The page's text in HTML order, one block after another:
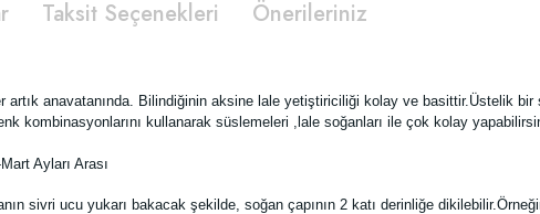
Taksit Seçenekleri Önerileriniz
artık anavatanında. Bilindiğinin aksine lale yetiştiriciliği kolay ve basittir.Üstelik
kombinasyonlarını kullanarak süslemeleri ,lale soğanları ile çok kolay
Ayları Arası
sivri ucu yukarı bakacak şekilde, soğan çapının 2 katı derinliğe